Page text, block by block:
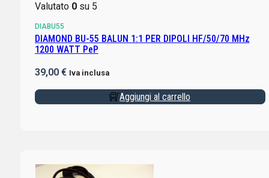
Valutato 0su 5
DIABU55
DIAMOND BU-55 BALUN 1:1 PER DIPOLI HF/50/70 MHz
1200 WATT PeP
39,00 € Iva inclusa
Aggiungi al carrello